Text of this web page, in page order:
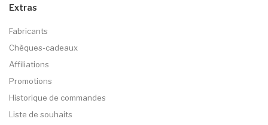
Extras
Fabricants
Chèques-cadeaux
Affiliations
Promotions
Historique de commandes
Liste de souhaits